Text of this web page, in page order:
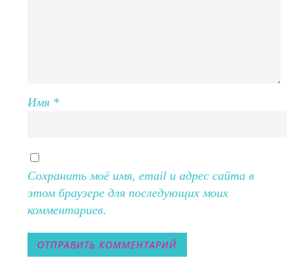
Имя *
Сохранить моё имя, email и адрес сайта в
этом браузере для последующих моих
комментариев.